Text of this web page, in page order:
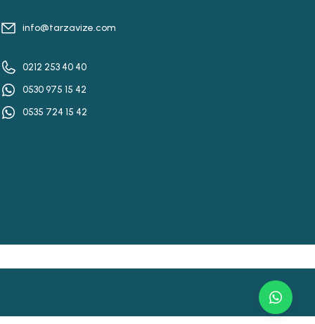
info@tarzavize.com
0212 253 40 40
0530 975 15 42
0535 724 15 42